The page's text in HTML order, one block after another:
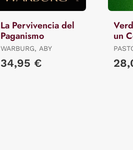
La Pervivencia del
Paganismo
WARBURG, ABY
34,95 €
un